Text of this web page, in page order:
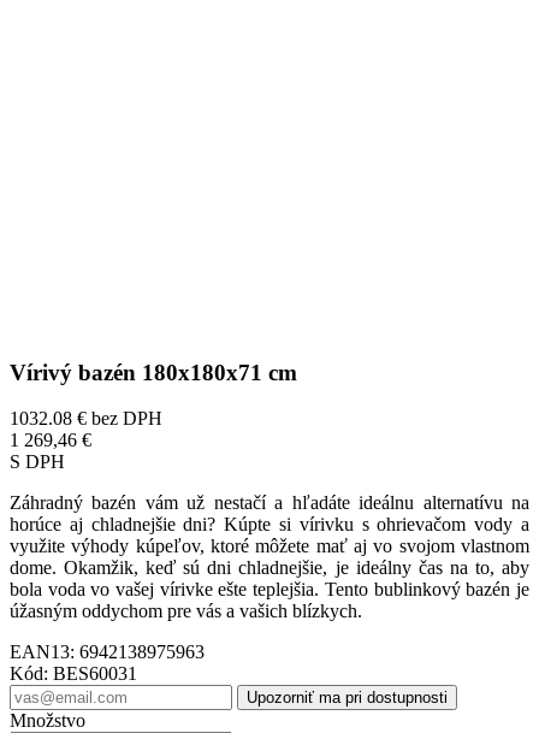
Vírivý bazén 180x180x71 cm
1032.08 € bez DPH
1 269,46 €
S DPH
Záhradný bazén vám už nestačí a hľadáte ideálnu alternatívu na
horúce aj chladnejšie dni? Kúpte si vírivku s ohrievačom vody a
využite výhody kúpeľov, ktoré môžete mať aj vo svojom vlastnom
dome. Okamžik, keď sú dni chladnejšie, je ideálny čas na to, aby
bola voda vo vašej vírivke ešte teplejšia. Tento bublinkový bazén je
úžasným oddychom pre vás a vašich blízkych.
EAN13: 6942138975963
Kód: BES60031
Upozorniť ma pri dostupnosti
Množstvo